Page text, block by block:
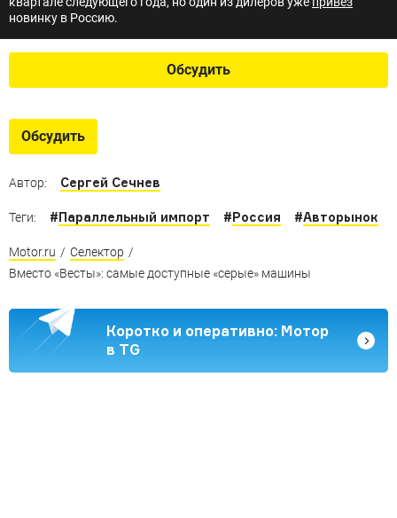
новинку в Россию.
Обсудить
Обсудить
Автор: Сергей Сечнев
Теги: #Параллельный импорт #Россия #Авторынок
Motor.ru / Селектор /
Вместо «Весты»: самые доступные «серые» машины
Коротко и оперативно: Мотор
в TG